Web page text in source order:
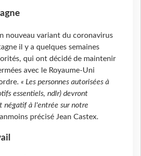
nouveau variant du coronavirus
il y a quelques semaines
qui ont décidé de maintenir
avec le Royaume-Uni
« Les personnes autorisées à
essentiels, ndlr) devront
négatif à l'entrée sur notre
précisé Jean Castex.